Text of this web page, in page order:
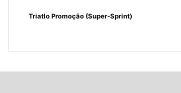
Triatlo Promoção (Super-Sprint)